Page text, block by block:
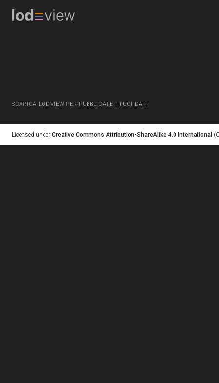
SCARICA LODVIEW PER PUBBLICARE I TUOI DATI
Licensed under Creative Commons Attribution-ShareAlike 4.0 International